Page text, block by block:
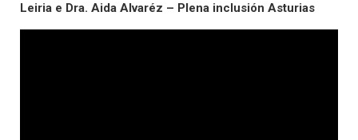
Leiria e Dra. Aida Alvaréz – Plena inclusión Asturias